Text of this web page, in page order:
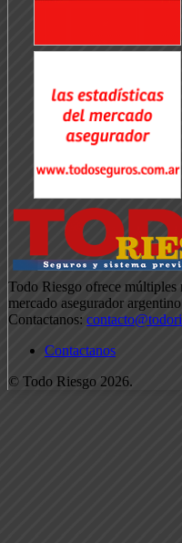
Todo Riesgo ofrece
mercado asegurador
Contactanos:
Contactanos
© Todo Riesgo 2026.